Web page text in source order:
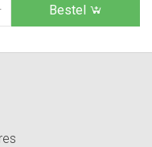
Bestel